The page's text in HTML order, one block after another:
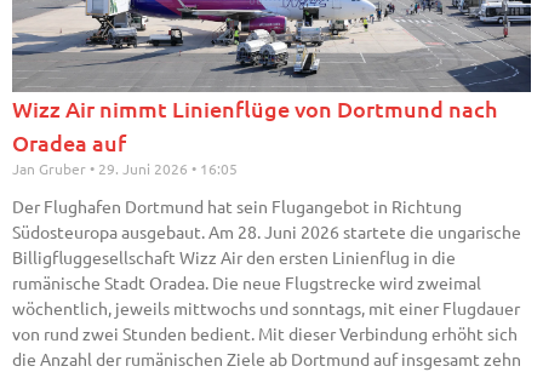
Wizz Air nimmt Linienflüge von Dortmund nach
Oradea auf
Jan Gruber 29. Juni 2026 16:05
Der Flughafen Dortmund hat sein Flugangebot in Richtung
Südosteuropa ausgebaut. Am 28. Juni 2026 startete die ungarische
Billigfluggesellschaft Wizz Air den ersten Linienflug in die
rumänische Stadt Oradea. Die neue Flugstrecke wird zweimal
wöchentlich, jeweils mittwochs und sonntags, mit einer Flugdauer
von rund zwei Stunden bedient. Mit dieser Verbindung erhöht sich
die Anzahl der rumänischen Ziele ab Dortmund auf insgesamt zehn